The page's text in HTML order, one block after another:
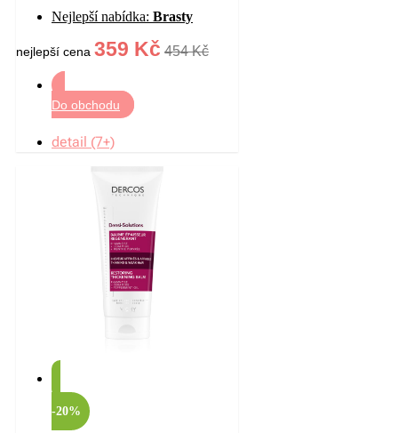
Nejlepší nabídka: Brasty
nejlepší cena 359 Kč 454 Kč
Do obchodu
detail (7+)
-20%